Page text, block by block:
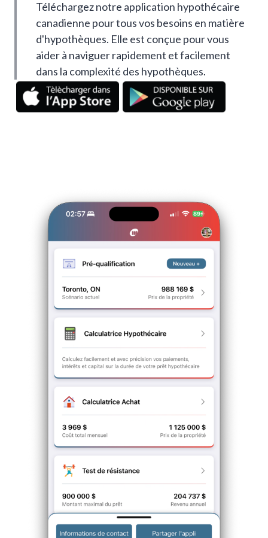
Téléchargez notre application hypothécaire
canadienne pour tous vos besoins en matière
d'hypothèques. Elle est conçue pour vous
aider à naviguer rapidement et facilement
dans la complexité des hypothèques.